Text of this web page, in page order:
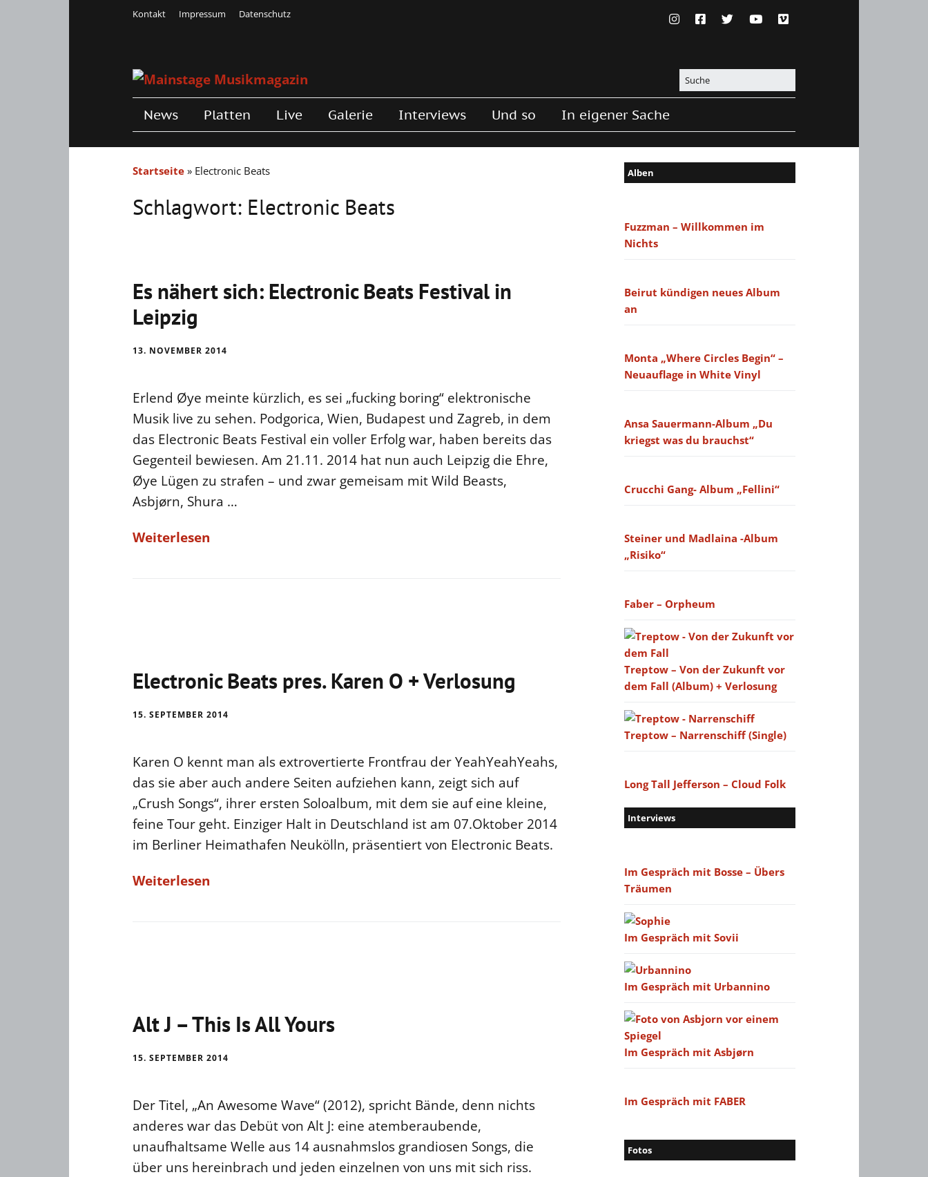
Kontakt Impressum Datenschutz
News Platten Live Galerie Interviews Und so In eigener Sache
Startseite » Electronic Beats
Schlagwort: Electronic Beats
Es nähert sich: Electronic Beats Festival in
Leipzig
13. NOVEMBER 2014
Erlend Øye meinte kürzlich, es sei „fucking boring“ elektronische
Musik live zu sehen. Podgorica, Wien, Budapest und Zagreb, in dem
das Electronic Beats Festival ein voller Erfolg war, haben bereits das
Gegenteil bewiesen. Am 21.11. 2014 hat nun auch Leipzig die Ehre,
Øye Lügen zu strafen – und zwar gemeisam mit Wild Beasts,
Asbjørn, Shura …
Weiterlesen
Electronic Beats pres. Karen O + Verlosung
15. SEPTEMBER 2014
Karen O kennt man als extrovertierte Frontfrau der YeahYeahYeahs,
das sie aber auch andere Seiten aufziehen kann, zeigt sich auf
„Crush Songs“, ihrer ersten Soloalbum, mit dem sie auf eine kleine,
feine Tour geht. Einziger Halt in Deutschland ist am 07.Oktober 2014
im Berliner Heimathafen Neukölln, präsentiert von Electronic Beats.
Weiterlesen
Alt J – This Is All Yours
15. SEPTEMBER 2014
Der Titel, „An Awesome Wave“ (2012), spricht Bände, denn nichts
anderes war das Debüt von Alt J: eine atemberaubende,
unaufhaltsame Welle aus 14 ausnahmslos grandiosen Songs, die
über uns hereinbrach und jeden einzelnen von uns mit sich riss.
Alben
Fuzzman – Willkommen im
Nichts
Beirut kündigen neues Album
an
Monta „Where Circles Begin“ –
Neuauflage in White Vinyl
Ansa Sauermann-Album „Du
kriegst was du brauchst“
Crucchi Gang- Album „Fellini“
Steiner und Madlaina -Album
„Risiko“
Faber – Orpheum
Treptow – Von der Zukunft vor
dem Fall (Album) + Verlosung
Treptow – Narrenschiff (Single)
Long Tall Jefferson – Cloud Folk
Interviews
Im Gespräch mit Bosse – Übers
Träumen
Im Gespräch mit Sovii
Im Gespräch mit Urbannino
Im Gespräch mit Asbjørn
Im Gespräch mit FABER
Fotos